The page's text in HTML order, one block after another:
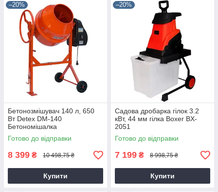
–20%
Бетонозмішувач 140 л, 650
Вт Detex DM-140
Бетономішалка
Готово до відправки
8 399 ₴ 10 498,75 ₴
Купити
–20%
Садова дробарка гілок 3.2
кВт, 44 мм гілка Boxer BX-
2051
Готово до відправки
7 199 ₴ 8 998,75 ₴
Купити